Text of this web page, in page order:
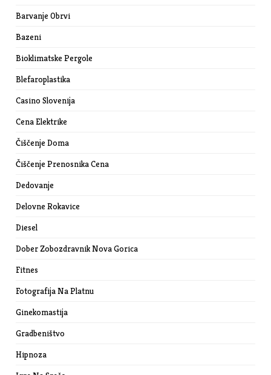
Barvanje Obrvi
Bazeni
Bioklimatske Pergole
Blefaroplastika
Casino Slovenija
Cena Elektrike
Čiščenje Doma
Čiščenje Prenosnika Cena
Dedovanje
Delovne Rokavice
Diesel
Dober Zobozdravnik Nova Gorica
Fitnes
Fotografija Na Platnu
Ginekomastija
Gradbeništvo
Hipnoza